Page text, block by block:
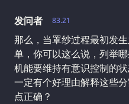
83.21
发问者
那么，当罩纱过程最初发
单，你可以这么说，列举
机能要维持有意识控制的
一定有个好理由解释这些
点正确？